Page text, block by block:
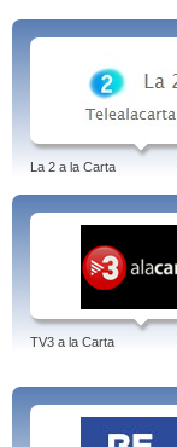
La 2 a la Carta
TV3 a la Carta